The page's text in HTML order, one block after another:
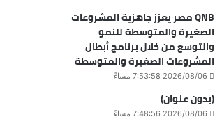
QNB مصر يعزز جاهزية المشروعات
الصغيرة والمتوسطة للنمو
والتوسع من خلال برنامج أبطال
المشروعات الصغيرة والمتوسطة
2026/08/06 7:53:58 مساءً
(بدون عنوان)
2026/08/06 7:48:56 مساءً